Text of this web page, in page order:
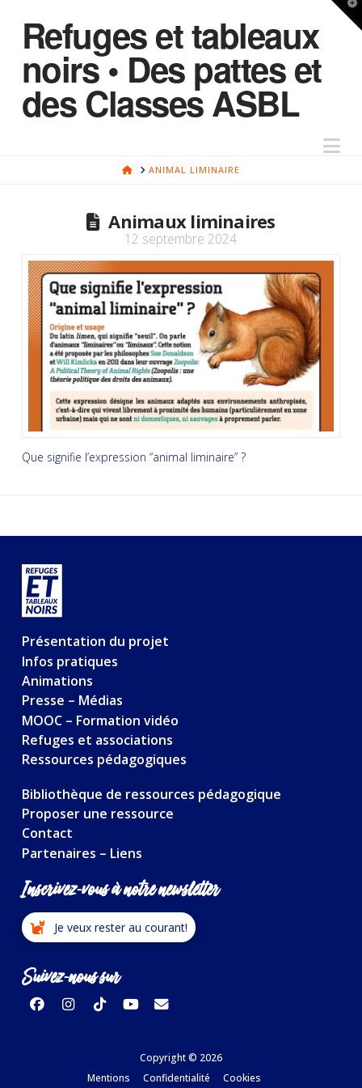
Refuges et tableaux
noirs • Des pattes et
des Classes ASBL
HOMEANIMAL LIMINAIRE
Animaux liminaires
12 septembre 2024
Que signifie l’expression “animal liminaire” ?
Présentation du projet
Infos pratiques
Animations
Presse – Médias
MOOC – Formation vidéo
Refuges et associations
Ressources pédagogiques
Bibliothèque de ressources pédagogique
Proposer une ressource
Contact
Partenaires – Liens
Inscrivez-vous à notre newsletter
Je veux rester au courant!
Suivez-nous sur
Copyright © 2026
Mentions
Confidentialité Cookies